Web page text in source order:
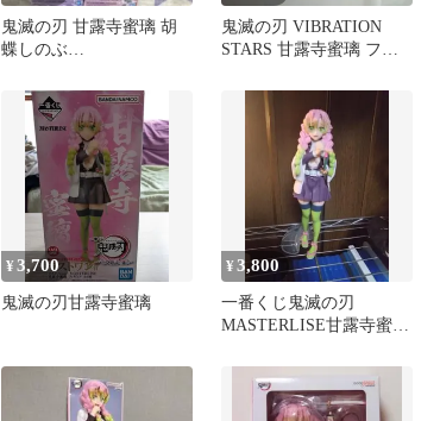
鬼滅の刃 甘露寺蜜璃 胡
蝶しのぶ
フィギュア
鬼滅の刃 VIBRATION
STARS 甘露寺蜜璃 フィ
¥3,700
鬼滅の刃甘露寺蜜璃
¥3,800
一番くじ鬼滅の刃
MASTERLISE甘露寺蜜璃